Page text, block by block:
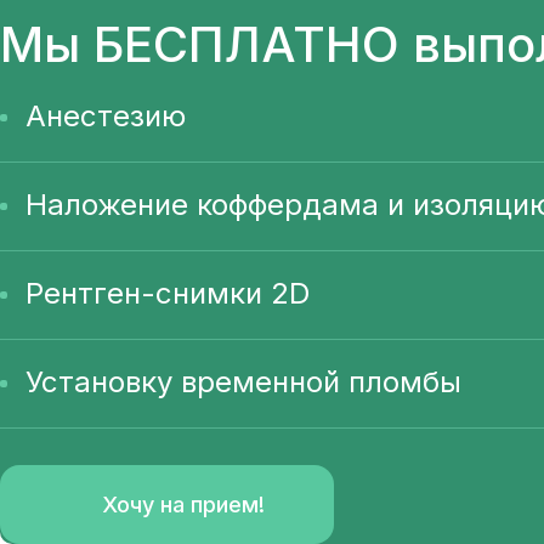
Мы БЕСПЛАТНО
Анестезию
Наложение коффердама и
Рентген-снимки 2D
Установку временной пломбы
Хочу на прием!